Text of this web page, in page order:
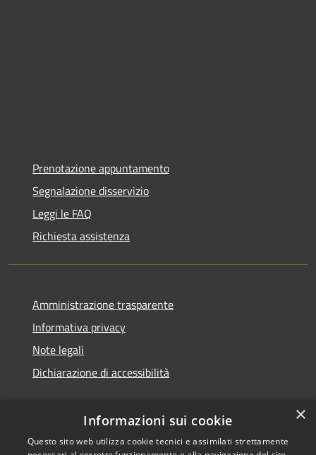
Prenotazione appuntamento
Segnalazione disservizio
Leggi le FAQ
Richiesta assistenza
Amministrazione trasparente
Informativa privacy
Note legali
Dichiarazione di accessibilità
×
Informazioni sui cookie
Questo sito web utilizza cookie tecnici e assimilati strettamente